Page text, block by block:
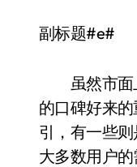
副标题#e#
虽然市面上
的口碑好来
引，有一些
大多数用户